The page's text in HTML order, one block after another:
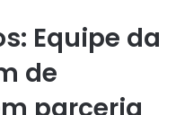
Equipe da
de
parceria